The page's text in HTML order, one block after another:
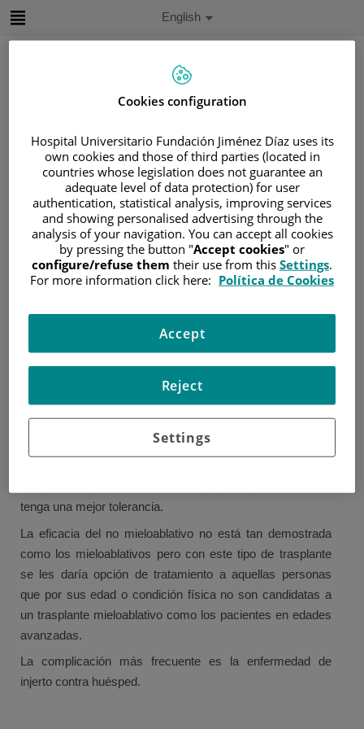
Jump
Language
selector
Active
English
/PATIENT AREA
/UNDERSTANDING CANCER
/PATIENT INFORMATION AND SUPPORT
FUNCTIONAL AREAS
/HEMATOLOGIC MALIGNANCIES
ACUTE MYELOID LEUKEMIA
/TRATAMIENTO DE LA LAM
TRASPLANTE DE PROGENITORES
HEMATOPOYÉTICOS
Trasplante no mieloablativo
Es un tipo de trasplante que se lleva desarrollando en los
tenga una mejor tolerancia.
La eficacia del no mieloablativo no está tan demostrada
como los mieloablativos pero con este tipo de trasplante
se les daría opción de tratamiento a aquellas personas
que por sus edad o condición física no son candidatas a
un trasplante mieloablativo como los pacientes en edades
avanzadas.
La complicación más frecuente es la enfermedad de
injerto contra huésped.
Cookies configuration
Hospital Universitario Fundación Jiménez Díaz uses its
own cookies and those of third parties (located in
countries whose legislation does not guarantee an
adequate level of data protection) for user
authentication, statistical analysis, improving services
and showing personalised advertising through the
analysis of your navigation. You can accept all cookies
by pressing the button "Accept cookies" or
configure/refuse them their use from this Settings.
For more information click here: Política de Cookies
Settings
Reject
Accept